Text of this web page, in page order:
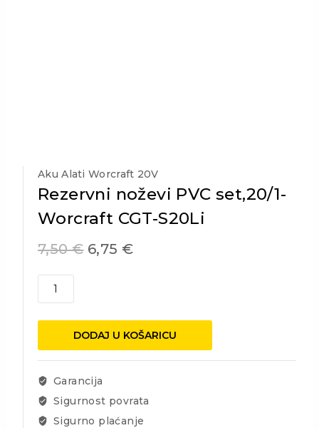
Aku Alati Worcraft 20V
Rezervni noževi PVC set,20/1-
Worcraft CGT-S20Li
7,50€ 6,75 €
Rezervni
set,20/1-
CGT-
S20Li
DODAJ U KOŠARICU
Garancija
Sigurnost povrata
Sigurno plaćanje